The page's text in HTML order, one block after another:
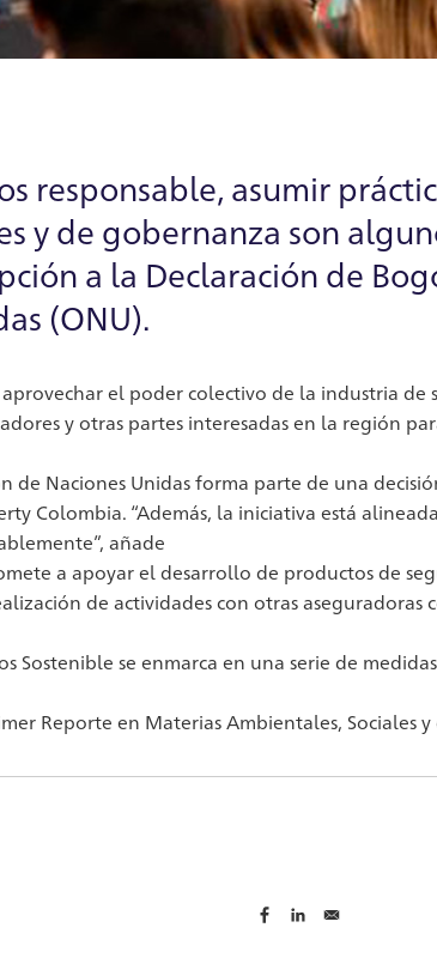
responsable, asumir
y de gobernanza son
a la Declaración de
(ONU).
el poder colectivo de la industria de
y otras partes interesadas en la región
de Naciones Unidas forma parte de una
Colombia. “Además, la iniciativa está
añade
a apoyar el desarrollo de productos de
de actividades con otras
Sostenible se enmarca en una serie de
Reporte en Materias Ambientales, Sociales